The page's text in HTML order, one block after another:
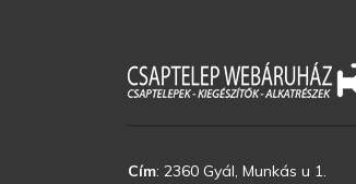
Cím: 2360 Gyál, Munkás u 1.